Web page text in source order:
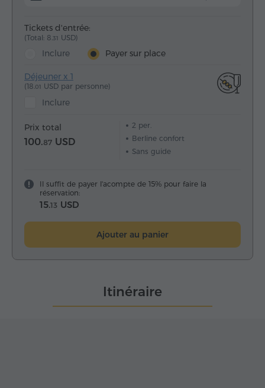
Tickets d'entrée:
(Total: 8.31 USD)
Inclure Payer sur place
Déjeuner x 1
(18.01 USD par personne)
Inclure
Prix total
100.87 USD
2per.
Berline confort
Sans guide
Il suffit de payer l'acompte de 15% pour faire la
réservation:
15.13 USD
Ajouter au panier
Itinéraire